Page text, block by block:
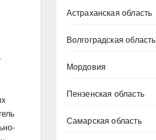
Астраханская область
Волгоградская область
Мордовия
Пензенская область
Самарская область